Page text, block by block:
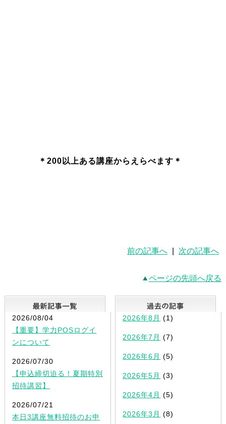
＊200以上ある講座からえらべます＊
前の記事へ 次の記事へ
ページの先頭へ戻る
最新記事一覧
2026/08/04
【重要】学力POSログイ
ンについて
2026/07/30
【申込締切迫る！夏期特別
招待講習】
2026/07/21
本日3講座無料招待のお申
2026年8月 (1)
2026年7月 (7)
2026年6月 (5)
2026年5月 (3)
2026年4月 (5)
2026年3月 (8)